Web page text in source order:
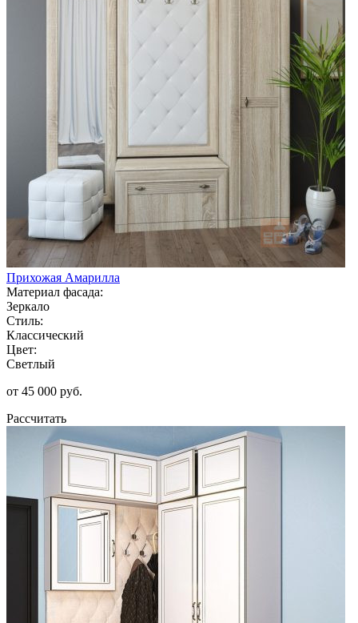
Прихожая Амарилла
Материал фасада:
Зеркало
Стиль:
Классический
Цвет:
Светлый
от 45 000 руб.
Рассчитать